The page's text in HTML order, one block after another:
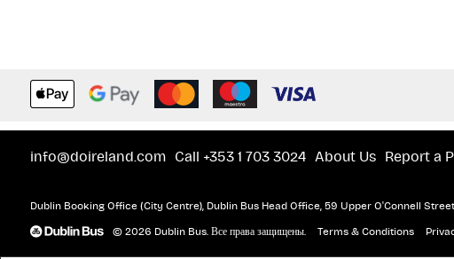
info@doireland.com Call +353 1 703 3024 About Us Report a
Dublin Booking Office (City Centre), Dublin Bus Head Office, 59 Upper O'Connell
© 2026 Dublin Bus. Все права защищены. Terms & Conditions